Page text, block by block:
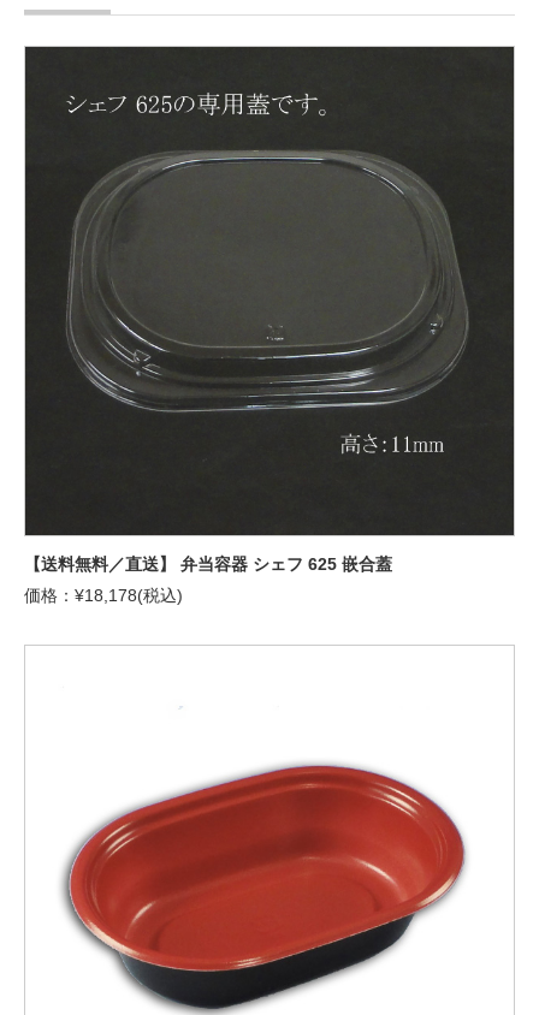
【送料無料／直送】 弁当容器 シェフ 625 嵌合蓋
価格：¥18,178(税込)